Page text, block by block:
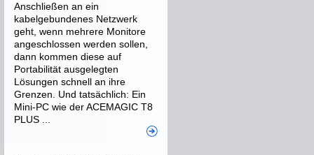
Anschließen an ein
kabelgebundenes Netzwerk
geht, wenn mehrere Monitore
angeschlossen werden sollen,
dann kommen diese auf
Portabilität ausgelegten
Lösungen schnell an ihre
Grenzen. Und tatsächlich: Ein
Mini-PC wie der ACEMAGIC T8
PLUS ...